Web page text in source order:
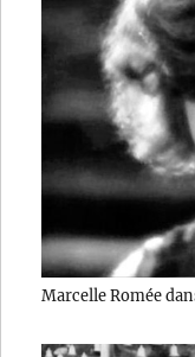
Marcelle Romée